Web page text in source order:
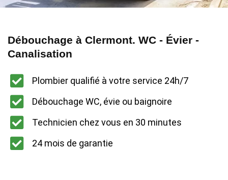
Débouchage à Clermont. WC - Évier -
Canalisation
Plombier qualifié à votre service 24h/7
Débouchage WC, évie ou baignoire
Technicien chez vous en 30 minutes
24 mois de garantie